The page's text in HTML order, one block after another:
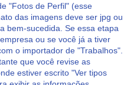
"Fotos de Perfil" (esse
das imagens deve ser jpg ou
bem-sucedida. Se essa etapa
ou se você já a tiver
o importador de "Trabalhos".
que você revise as
estiver escrito "Ver tipos